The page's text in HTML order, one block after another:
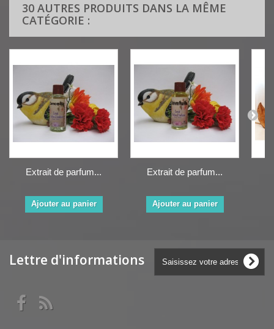
30 AUTRES PRODUITS DANS LA MÊME
CATÉGORIE :
Extrait de parfum...
Ajouter au panier
Extrait de parfum...
Ajouter au panier
Lettre d'informations